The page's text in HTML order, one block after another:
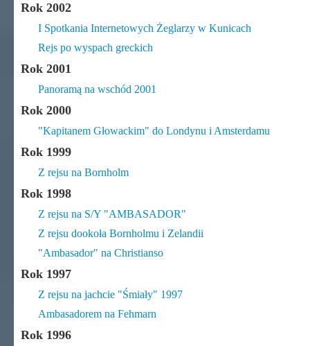
Rok 2002
I Spotkania Internetowych Żeglarzy w Kunicach
Rejs po wyspach greckich
Rok 2001
Panoramą na wschód 2001
Rok 2000
"Kapitanem Głowackim" do Londynu i Amsterdamu
Rok 1999
Z rejsu na Bornholm
Rok 1998
Z rejsu na S/Y "AMBASADOR"
Z rejsu dookoła Bornholmu i Zelandii
"Ambasador" na Christianso
Rok 1997
Z rejsu na jachcie "Śmiały" 1997
Ambasadorem na Fehmarn
Rok 1996